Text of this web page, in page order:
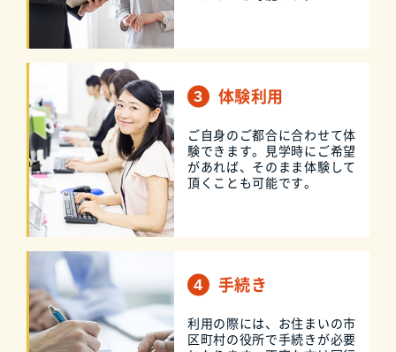
体験利用
ご自身のご都合に合わせて体
験できます。見学時にご希望
があれば、そのまま体験して
頂くことも可能です。
手続き
利用の際には、お住まいの市
区町村の役所で手続きが必要